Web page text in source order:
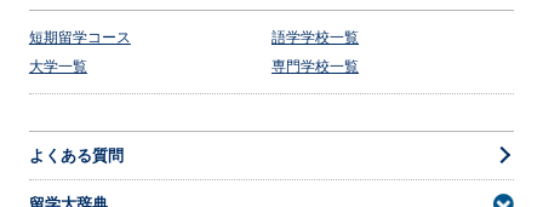
短期留学コース
語学学校一覧
大学一覧
専門学校一覧
よくある質問